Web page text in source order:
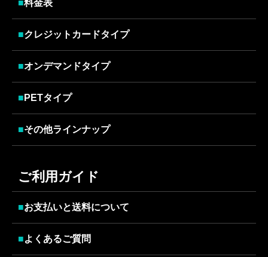
■料金表
■クレジットカードタイプ
■オンデマンドタイプ
■ PETタイプ
■その他ラインナップ
ご利用ガイド
■お支払いと送料について
■よくあるご質問